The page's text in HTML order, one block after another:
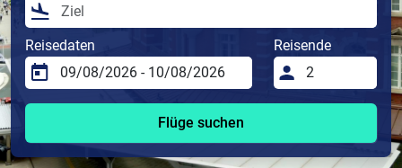
Reisedaten Reisende
Flüge suchen